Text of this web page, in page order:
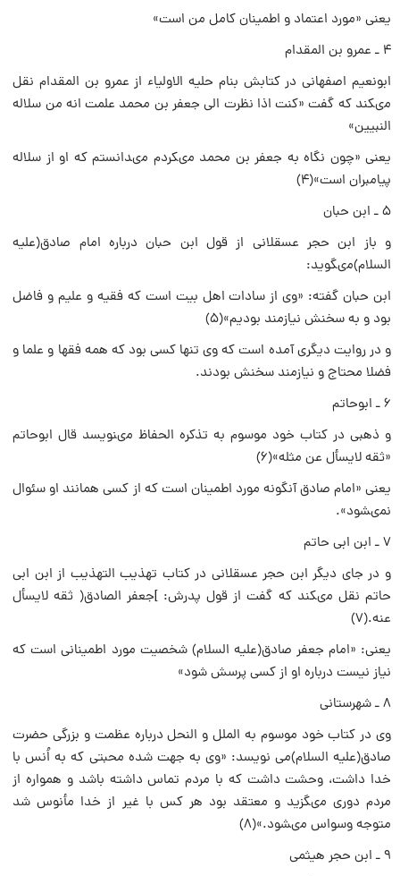
یعنى «مورد اعتماد و اطمینان کامل من است»
۴ ـ عمرو بن المقدام
ابونعیم اصفهانى در کتابش بنام حلیه الاولیاء از عمرو بن المقدام نقل
مىکند که گفت «کنت اذا نظرت الى جعفر بن محمد علمت انه من سلاله
النبیین»
یعنى «چون نگاه به جعفر بن محمد مىکردم مىدانستم که او از سلاله
پیامبران است»(۴)
۵ ـ ابن حبان
و باز ابن حجر عسقلانى از قول ابن حبان درباره امام صادق(علیه
السلام)مىگوید:
ابن حبان گفته: «وى از سادات اهل بیت است که فقیه و علیم و فاضل
بود و به سخنش نیازمند بودیم»(۵)
و در روایت دیگرى آمده است که وى تنها کسى بود که همه فقها و علما و
فضلا محتاج و نیازمند سخنش بودند.
۶ ـ ابوحاتم
و ذهبى در کتاب خود موسوم به تذکره الحفاظ مىنویسد قال ابوحاتم
«ثقه لایسأل عن مثله»(۶)
یعنى «امام صادق آنگونه مورد اطمینان است که از کسى همانند او سئوال
نمىشود».
۷ ـ ابن ابى حاتم
و در جاى دیگر ابن حجر عسقلانى در کتاب تهذیب التهذیب از ابن ابى
حاتم نقل مىکند که گفت از قول پدرش: ]جعفر الصادق( ثقه لایسأل
عنه.(۷)
یعنى: «امام جعفر صادق(علیه السلام) شخصیت مورد اطمینانى است که
نیاز نیست درباره او از کسى پرسش شود»
۸ ـ شهرستانى
وى در کتاب خود موسوم به الملل و النحل درباره عظمت و بزرگى حضرت
صادق(علیه السلام)مى نویسد: «وى به جهت شده محبتى که به اُنس با
خدا داشت، وحشت داشت که با مردم تماس داشته باشد و همواره از
مردم دورى مىگزید و معتقد بود هر کس با غیر از خدا مأنوس شد
متوجه وسواس مىشود.»(۸)
۹ ـ ابن حجر هیثمى